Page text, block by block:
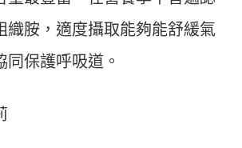
織胺，適度攝取能夠能舒緩氣
同保護呼吸道。